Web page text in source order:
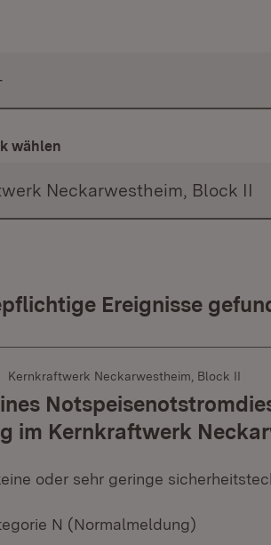
wählen
Ereignisse
Kernkraftwerk Neckarwestheim, Block II
im Kernkraftwerk
oder sehr geringe
N (Normalmeldung)